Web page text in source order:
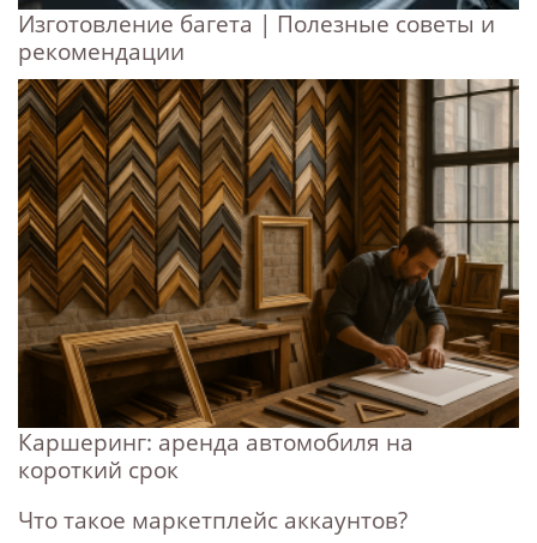
Изготовление багета | Полезные советы и
рекомендации
Каршеринг: аренда автомобиля на
короткий срок
Что такое маркетплейс аккаунтов?